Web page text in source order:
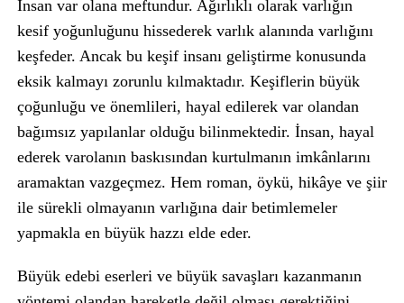
İnsan var olana meftundur. Ağırlıklı olarak varlığın
kesif yoğunluğunu hissederek varlık alanında varlığını
keşfeder. Ancak bu keşif insanı geliştirme konusunda
eksik kalmayı zorunlu kılmaktadır. Keşiflerin büyük
çoğunluğu ve önemlileri, hayal edilerek var olandan
bağımsız yapılanlar olduğu bilinmektedir. İnsan, hayal
ederek varolanın baskısından kurtulmanın imkânlarını
aramaktan vazgeçmez. Hem roman, öykü, hikâye ve şiir
ile sürekli olmayanın varlığına dair betimlemeler
yapmakla en büyük hazzı elde eder.
Büyük edebi eserleri ve büyük savaşları kazanmanın